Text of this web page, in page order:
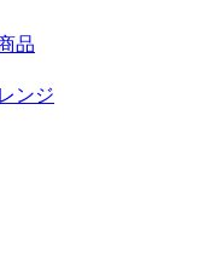
品
ンジ